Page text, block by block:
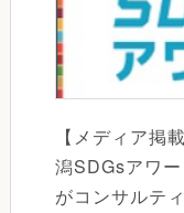
【メディア掲
潟SDGsアワ
がコンサルテ